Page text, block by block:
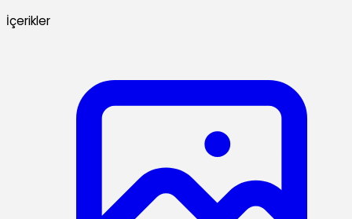
İçerikler